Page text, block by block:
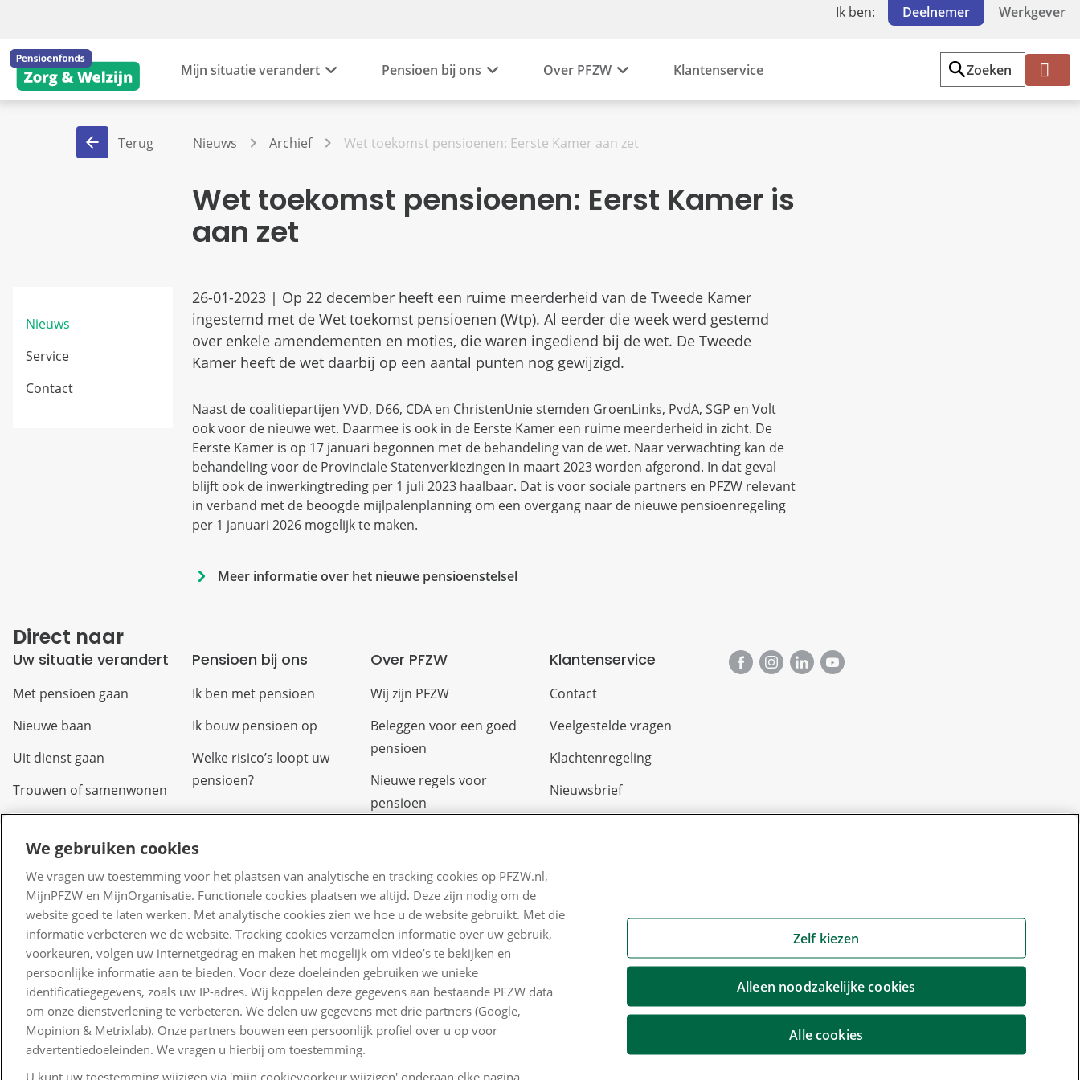
Ik ben: Deelnemer Werkgever
Mijn situatie verandert Pensioen bij ons Over PFZW Klantenservice
Zoeken
Mi
Terug Nieuws Archief Wet toekomst pensioenen: Eerste Kamer aan zet
Wet toekomst pensioenen: Eerst Kamer is
aan zet
Nieuws
Service
Contact
26-01-2023 | Op 22 december heeft een ruime meerderheid van de Tweede Kamer
ingestemd met de Wet toekomst pensioenen (Wtp). Al eerder die week werd gestemd
over enkele amendementen en moties, die waren ingediend bij de wet. De Tweede
Kamer heeft de wet daarbij op een aantal punten nog gewijzigd.
Naast de coalitiepartijen VVD, D66, CDA en ChristenUnie stemden GroenLinks, PvdA, SGP en Volt
ook voor de nieuwe wet. Daarmee is ook in de Eerste Kamer een ruime meerderheid in zicht. De
Eerste Kamer is op 17 januari begonnen met de behandeling van de wet. Naar verwachting kan de
behandeling voor de Provinciale Statenverkiezingen in maart 2023 worden afgerond. In dat geval
blijft ook de inwerkingtreding per 1 juli 2023 haalbaar. Dat is voor sociale partners en PFZW relevant
in verband met de beoogde mijlpalenplanning om een overgang naar de nieuwe pensioenregeling
per 1 januari 2026 mogelijk te maken.
Meer informatie over het nieuwe pensioenstelsel
Direct naar
Uw situatie verandert
Met pensioen gaan
Nieuwe baan
Uit dienst gaan
Trouwen of samenwonen
Overlijden
Scheiden of uit elkaar
gaan
Verlof
Kinderen
Waardeoverdracht
Pensioen bij ons
Ik ben met pensioen
Ik bouw pensioen op
Welke risico’s loopt uw
pensioen?
Over PFZW
Wij zijn PFZW
Beleggen voor een goed
pensioen
Nieuwe regels voor
pensioen
Nieuws
Voor de pers
PFZW Dichtbij
Werken bij PFZW
Responsible disclosure
Digitale toegankelijkheid
Klantenservice
Contact
Veelgestelde vragen
Klachtenregeling
Nieuwsbrief
We gebruiken cookies
We vragen uw toestemming voor het plaatsen van analytische en tracking cookies op PFZW.nl,
MijnPFZW en MijnOrganisatie. Functionele cookies plaatsen we altijd. Deze zijn nodig om de
website goed te laten werken. Met analytische cookies zien we hoe u de website gebruikt. Met die
informatie verbeteren we de website. Tracking cookies verzamelen informatie over uw gebruik,
voorkeuren, volgen uw internetgedrag en maken het mogelijk om video’s te bekijken en
persoonlijke informatie aan te bieden. Voor deze doeleinden gebruiken we unieke
identificatiegegevens, zoals uw IP-adres. Wij koppelen deze gegevens aan bestaande PFZW data
om onze dienstverlening te verbeteren. We delen uw gegevens met drie partners (Google,
Mopinion & Metrixlab). Onze partners bouwen een persoonlijk profiel over u op voor
advertentiedoeleinden. We vragen u hierbij om toestemming.
U kunt uw toestemming wijzigen via 'mijn cookievoorkeur wijzigen' onderaan elke pagina.
Zelf kiezen
Alleen noodzakelijke cookies
Alle cookies